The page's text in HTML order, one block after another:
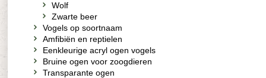
Wolf
Zwarte beer
Vogels op soortnaam
Amfibiën en reptielen
Eenkleurige acryl ogen vogels
Bruine ogen voor zoogdieren
Transparante ogen